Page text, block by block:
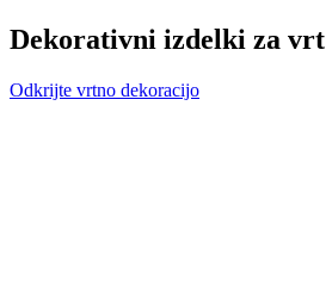
Dekorativni izdelki za vrt
Odkrijte vrtno dekoracijo